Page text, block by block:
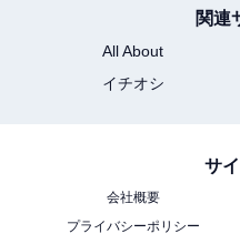
関連
All About
イチオシ
サ
会社概要
プライバシーポリシー